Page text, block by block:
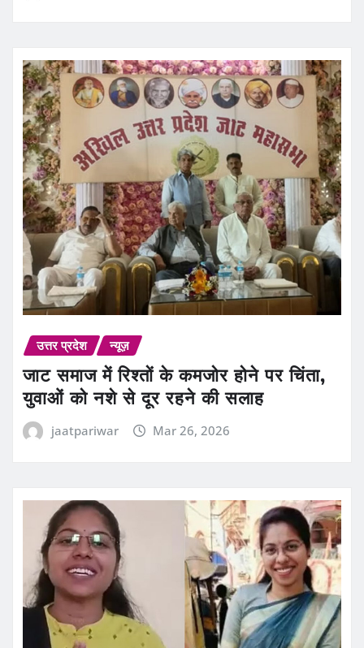
उत्तर प्रदेश न्यूज़
जाट समाज में रिश्तों के कमजोर होने पर चिंता,
युवाओं को नशे से दूर रहने की सलाह
jaatpariwar Mar 26, 2026